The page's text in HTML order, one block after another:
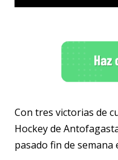
Con tres victorias de
Hockey de
pasado fin de